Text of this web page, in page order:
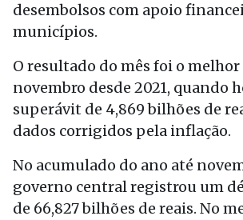
desembolsos com apoio
municípios.
O resultado do mês foi o melhor
novembro desde 2021, quando
superávit de 4,869 bilhões de
dados corrigidos pela inflação.
No acumulado do ano até
governo central registrou um
de 66,827 bilhões de reais. No